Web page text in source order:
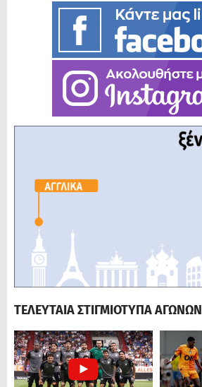
ΤΕΛΕΥΤΑΙΑ ΣΤΙΓΜΙΟΤΥΠΑ ΑΓΩΝΩΝ